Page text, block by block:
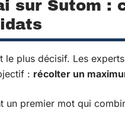
sur Sutom :
le plus décisif. Les
: récolter un
un premier mot qui